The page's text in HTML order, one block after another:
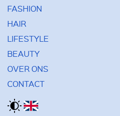
FASHION
HAIR
LIFESTYLE
BEAUTY
OVER ONS
CONTACT